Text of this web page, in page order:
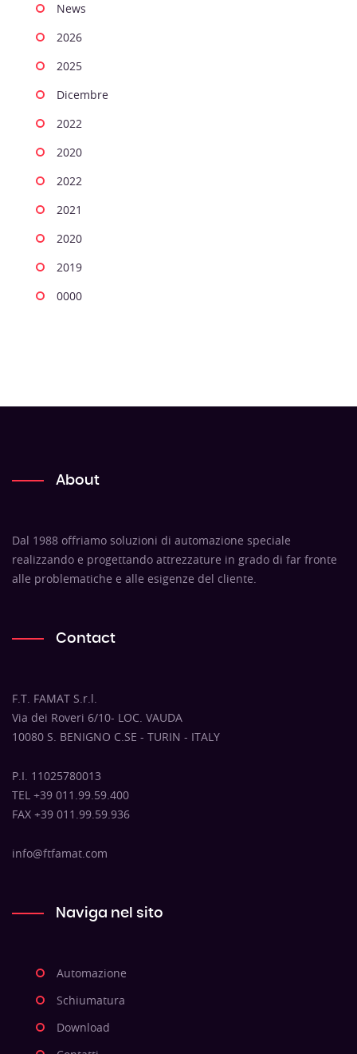
News
2026
2025
Dicembre
2022
2020
2022
2021
2020
2019
0000
About
Dal 1988 offriamo soluzioni di automazione speciale
realizzando e progettando attrezzature in grado di far fronte
alle problematiche e alle esigenze del cliente.
Contact
F.T. FAMAT S.r.l.
Via dei Roveri 6/10- LOC. VAUDA
10080 S. BENIGNO C.SE - TURIN - ITALY
P.I. 11025780013
TEL +39 011.99.59.400
FAX +39 011.99.59.936
info@ftfamat.com
Naviga nel sito
Automazione
Schiumatura
Download